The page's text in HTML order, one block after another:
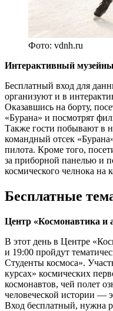
Фото: vdnh.ru
Интерактивный
Бесплатный вход для
организуют и в
Оказавшись на борту,
«Бурана» и посмотрят
Также гости побывают в
командный отсек
пилота. Кроме того,
за приборной панелью и
космического челнока на
Бесплатные
Центр «Космонавтика и
В этот день в Центре
и 19:00 пройдут
Студенты космоса».
курсах» космических
космонавтов, чей полет
человеческой истории —
Вход бесплатный, нужна